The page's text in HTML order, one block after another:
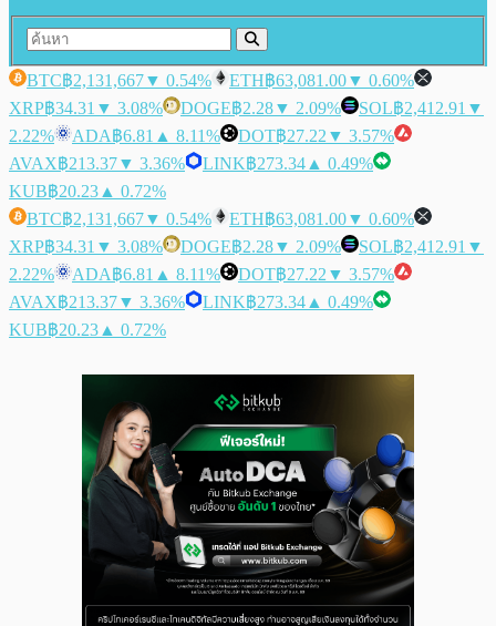
BTC฿2,131,667▼ 0.54% ETH฿63,081.00▼ 0.60%
XRP฿34.31 ▼ 3.08% DOGE฿2.28▼ 2.09% SOL฿2,412.91 ▼
2.22%
ADA฿6.81 ▲ 8.11% DOT฿27.22 ▼ 3.57%
AVAX฿213.37▼ 3.36% LINK฿273.34 ▲ 0.49%
KUB฿20.23 ▲ 0.72%
BTC฿2,131,667▼ 0.54% ETH฿63,081.00▼ 0.60%
XRP฿34.31 ▼ 3.08% DOGE฿2.28▼ 2.09% SOL฿2,412.91 ▼
2.22%
ADA฿6.81 ▲ 8.11% DOT฿27.22 ▼ 3.57%
AVAX฿213.37▼ 3.36% LINK฿273.34 ▲ 0.49%
KUB฿20.23 ▲ 0.72%